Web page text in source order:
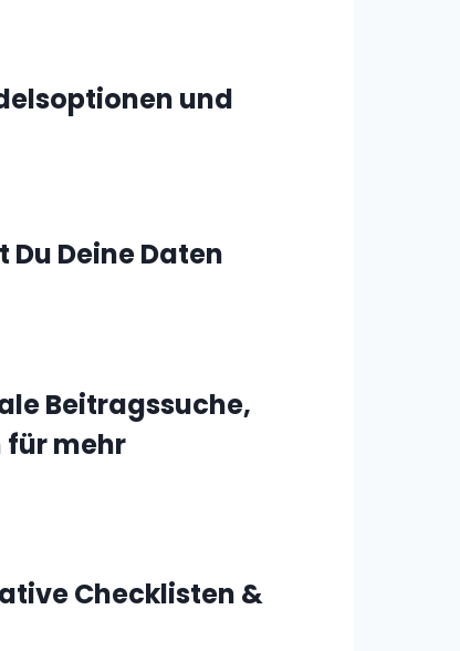
und
Deine Daten
Beitragssuche,
für mehr
Checklisten &